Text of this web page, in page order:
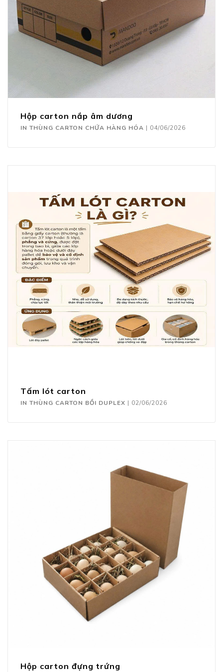
Hộp carton nắp âm dương
IN THÙNG CARTON CHỨA HÀNG HÓA | 04/06/2026
Tấm lót carton
IN THÙNG CARTON BỒI DUPLEX | 02/06/2026
Hộp carton đựng trứng